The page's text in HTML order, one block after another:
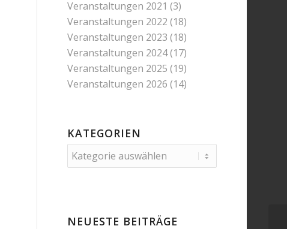
Veranstaltungen 2021 (3)
Veranstaltungen 2022 (18)
Veranstaltungen 2023 (18)
Veranstaltungen 2024(17)
Veranstaltungen 2025 (19)
Veranstaltungen 2026 (14)
KATEGORIEN
Kategorien
NEUESTE BEITRÄGE